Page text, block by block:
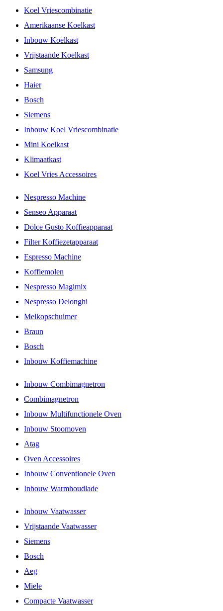
Koel Vriescombinatie
Amerikaanse Koelkast
Inbouw Koelkast
Vrijstaande Koelkast
Samsung
Haier
Bosch
Siemens
Inbouw Koel Vriescombinatie
Mini Koelkast
Klimaatkast
Koel Vries Accessoires
Nespresso Machine
Senseo Apparaat
Dolce Gusto Koffieapparaat
Filter Koffiezetapparaat
Espresso Machine
Koffiemolen
Nespresso Magimix
Nespresso Delonghi
Melkopschuimer
Braun
Bosch
Inbouw Koffiemachine
Inbouw Combimagnetron
Combimagnetron
Inbouw Multifunctionele Oven
Inbouw Stoomoven
Atag
Oven Accessoires
Inbouw Conventionele Oven
Inbouw Warmhoudlade
Inbouw Vaatwasser
Vrijstaande Vaatwasser
Siemens
Bosch
Aeg
Miele
Compacte Vaatwasser